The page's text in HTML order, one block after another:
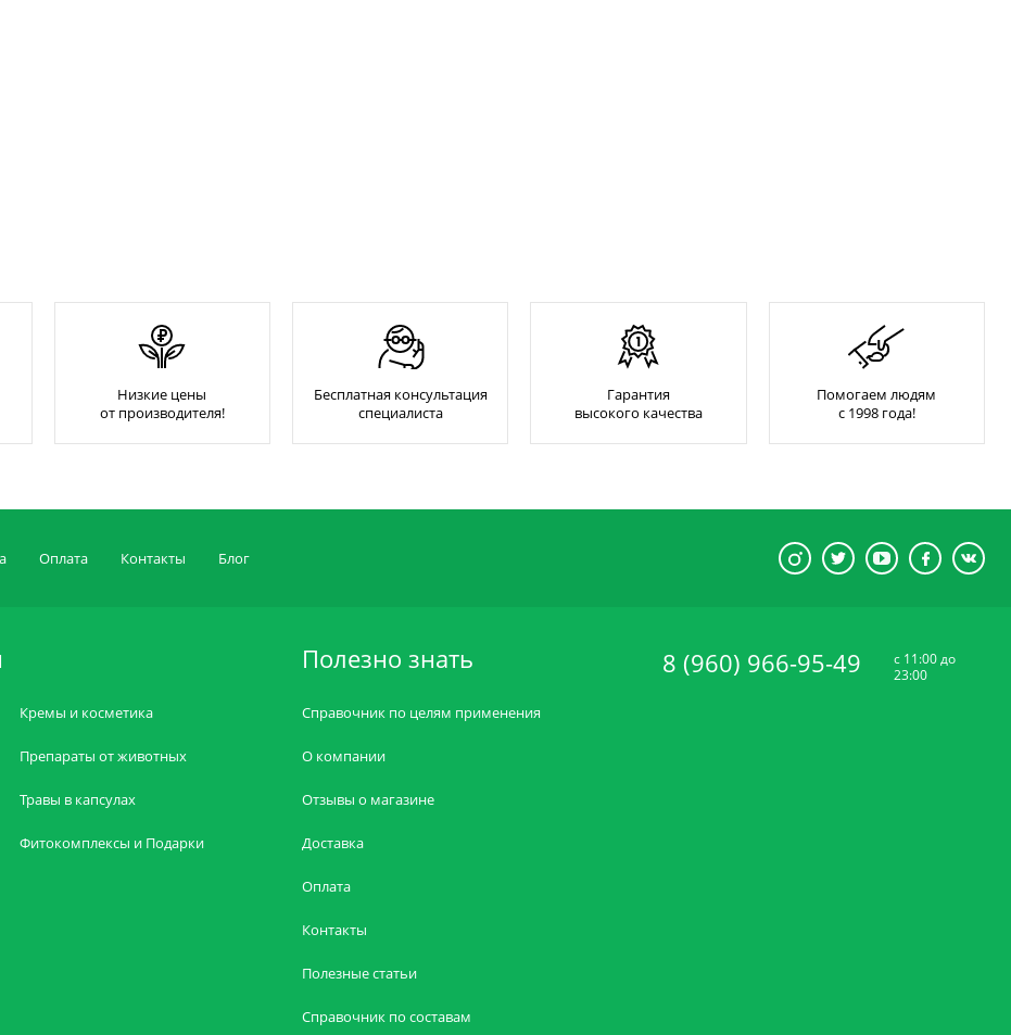
Низкие цены
от производителя!
Бесплатная консультация
специалиста
Гарантия
высокого качества
Помогаем людям
с 1998 года!
Оплата Контакты Блог
Кремы и косметика
Препараты от животных
Травы в капсулах
Фитокомплексы и Подарки
Полезно знать
Справочник по целям применения
О компании
Отзывы о магазине
Доставка
Оплата
Контакты
Полезные статьи
Справочник по составам
8 (960) 966-95-49
c 11:00 до
23:00